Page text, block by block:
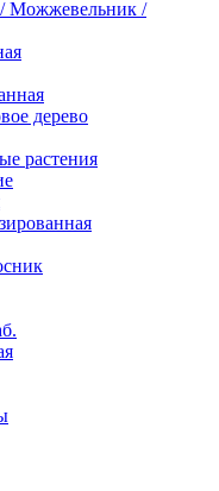
Можжевельник /
дерево
растения